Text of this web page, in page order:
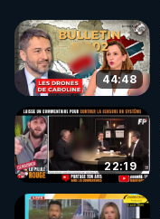
44:48
22:19